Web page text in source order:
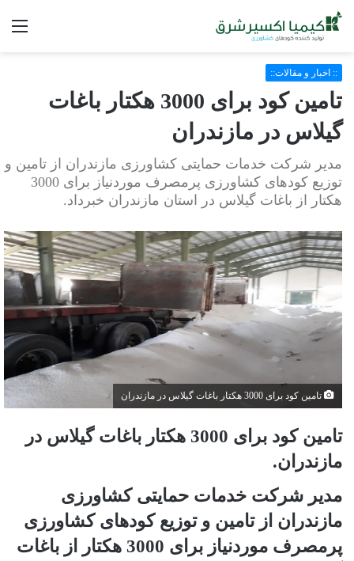
:: اخبار و مقالات::
تامین کود برای 3000 هکتار باغات
گیلاس در مازندران
مدیر شرکت خدمات حمایتی کشاورزی مازندران از تامین و
توزیع کودهای کشاورزی پرمصرف موردنیاز برای 3000
هکتار از باغات گیلاس در استان مازندران خبرداد.
تامین کود برای 3000 هکتار باغات گیلاس در مازندران
تامین کود برای 3000 هکتار باغات گیلاس در
مازندران.
مدیر شرکت خدمات حمایتی کشاورزی
مازندران از تامین و توزیع کودهای کشاورزی
پرمصرف موردنیاز برای 3000 هکتار از باغات